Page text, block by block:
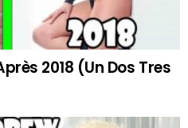
2018 (Un Dos Tres